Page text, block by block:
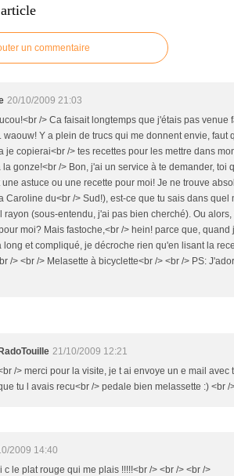
un commentaire
20/10/2009 21:03
/> Ca faisait longtemps que j'étais pas venue
waouw! Y a plein de trucs qui me donnent envie, faut
je copierai<br /> tes recettes pour les mettre dans
la gonze!<br /> Bon, j'ai un service à te demander, toi
une astuce ou une recette pour moi! Je ne trouve
Caroline du<br /> Sud!), est-ce que tu sais dans
rayon (sous-entendu, j'ai pas bien cherché). Ou
moi? Mais fastoche,<br /> hein! parce que,
long et compliqué, je décroche rien qu'en lisant la
/> <br /> Melasette à bicyclette<br /> <br /> PS:
RadoTouille 21/10/2009 12:21
/> merci pour la visite, je t ai envoye un e mail avec
tu l avais recu<br /> pedale bien melassette :) <br /
2009 14:40
c le plat rouge qui me plais !!!!!<br /> <br /> <br />